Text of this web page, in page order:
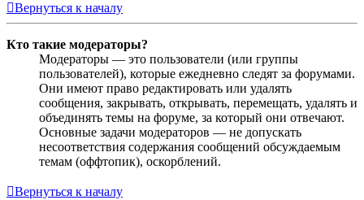
Вернуться к началу
Кто такие модераторы?
Модераторы — это пользователи (или группы
пользователей), которые ежедневно следят за форумами.
Они имеют право редактировать или удалять
сообщения, закрывать, открывать, перемещать, удалять и
объединять темы на форуме, за который они отвечают.
Основные задачи модераторов — не допускать
несоответствия содержания сообщений обсуждаемым
темам (оффтопик), оскорблений.
Вернуться к началу